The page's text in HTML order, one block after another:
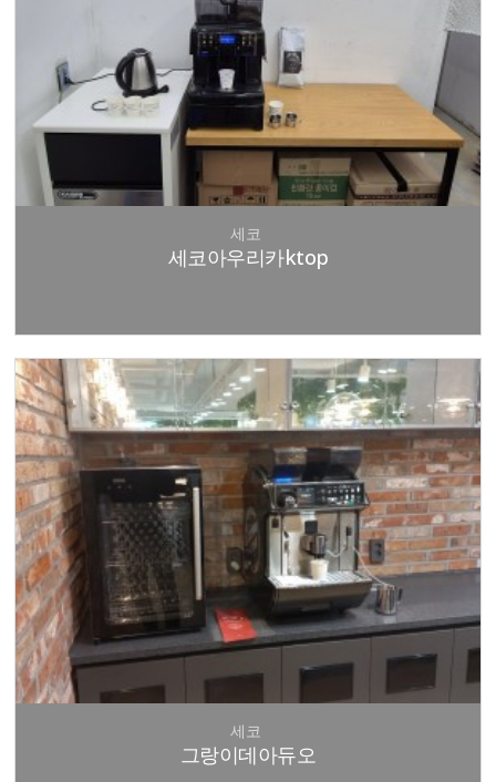
세코
세코아우리카ktop
세코
그랑이데아듀오